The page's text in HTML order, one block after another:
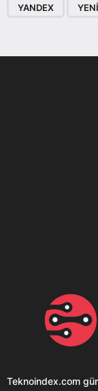
YANDEX YENI
Teknoindex.com